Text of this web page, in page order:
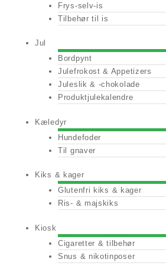
Frys-selv-is
Tilbehør til is
Jul
Bordpynt
Julefrokost & Appetizers
Juleslik & -chokolade
Produktjulekalendre
Kæledyr
Hundefoder
Til gnaver
Kiks & kager
Glutenfri kiks & kager
Ris- & majskiks
Kiosk
Cigaretter & tilbehør
Snus & nikotinposer